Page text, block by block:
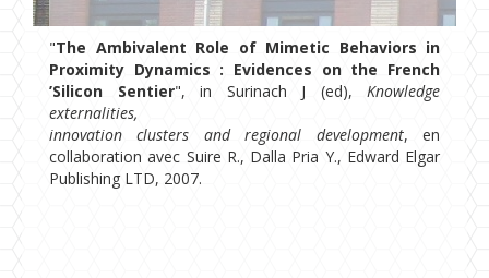
"The Ambivalent Role of Mimetic Behaviors in
Proximity Dynamics : Evidences on the French
’Silicon Sentier", in Surinach J (ed), Knowledge
externalities,
innovation clusters and regional development, en
collaboration avec Suire R., Dalla Pria Y., Edward Elgar
Publishing LTD, 2007.